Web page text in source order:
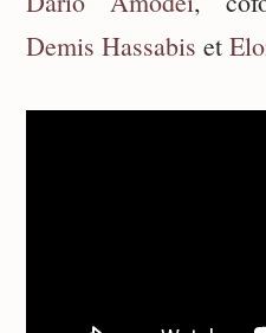
Demis Hassabis et